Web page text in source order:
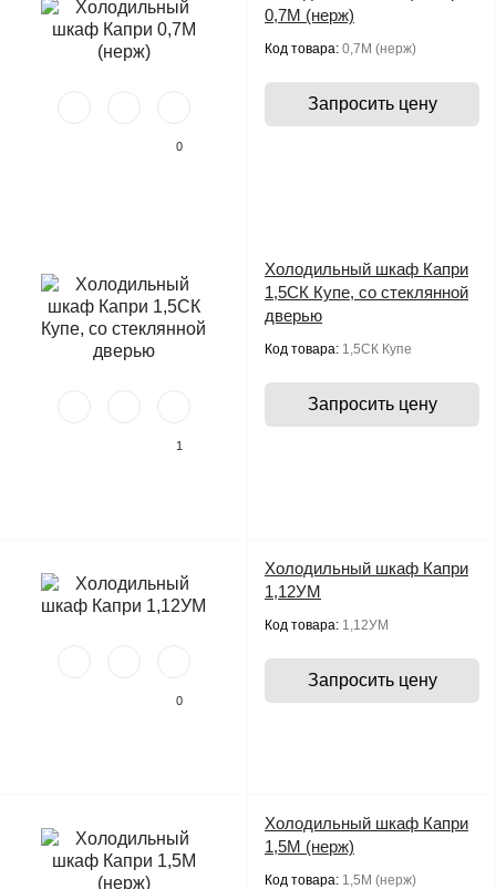
0
0,7М (нерж)
Код товара: 0,7М (нерж)
Запросить цену
1
Холодильный шкаф Капри
1,5СК Купе, со стеклянной
дверью
Код товара: 1,5СК Купе
Запросить цену
0
Холодильный шкаф Капри
1,12УМ
Код товара: 1,12УМ
Запросить цену
Холодильный шкаф Капри
1,5М (нерж)
Код товара: 1,5М (нерж)